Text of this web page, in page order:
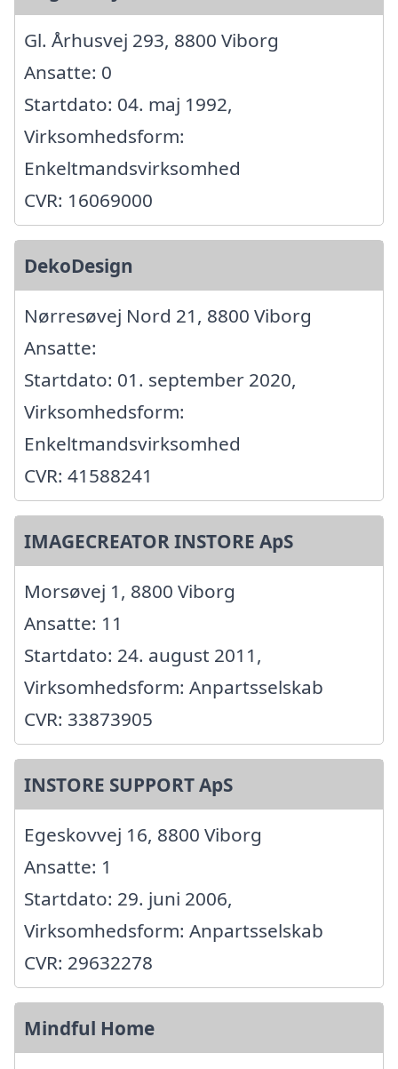
Gl. Århusvej 293, 8800 Viborg
Ansatte: 0
Startdato: 04. maj 1992,
Virksomhedsform:
Enkeltmandsvirksomhed
CVR: 16069000
DekoDesign
Nørresøvej Nord 21, 8800 Viborg
Ansatte:
Startdato: 01. september 2020,
Virksomhedsform:
Enkeltmandsvirksomhed
CVR: 41588241
IMAGECREATOR INSTORE ApS
Morsøvej 1, 8800 Viborg
Ansatte: 11
Startdato: 24. august 2011,
Virksomhedsform: Anpartsselskab
CVR: 33873905
INSTORE SUPPORT ApS
Egeskovvej 16, 8800 Viborg
Ansatte: 1
Startdato: 29. juni 2006,
Virksomhedsform: Anpartsselskab
CVR: 29632278
Mindful Home